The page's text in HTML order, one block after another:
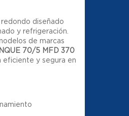
diseñado
y refrigeración.
de marcas
70/5 MFD 370
eficiente y segura en